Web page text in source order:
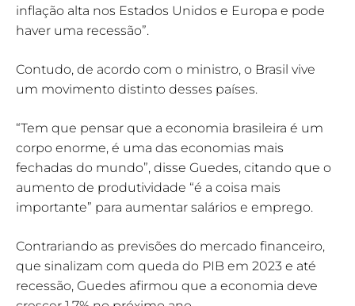
inflação alta nos Estados Unidos e Europa e pode
haver uma recessão”.
Contudo, de acordo com o ministro, o Brasil vive
um movimento distinto desses países.
“Tem que pensar que a economia brasileira é um
corpo enorme, é uma das economias mais
fechadas do mundo”, disse Guedes, citando que o
aumento de produtividade “é a coisa mais
importante” para aumentar salários e emprego.
Contrariando as previsões do mercado financeiro,
que sinalizam com queda do PIB em 2023 e até
recessão, Guedes afirmou que a economia deve